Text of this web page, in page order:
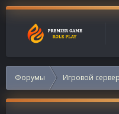
Форумы Игровой